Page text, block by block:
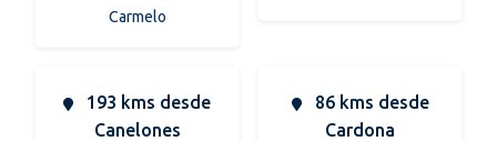
Carmelo
193 kms desde
Canelones
86 kms desde
Cardona